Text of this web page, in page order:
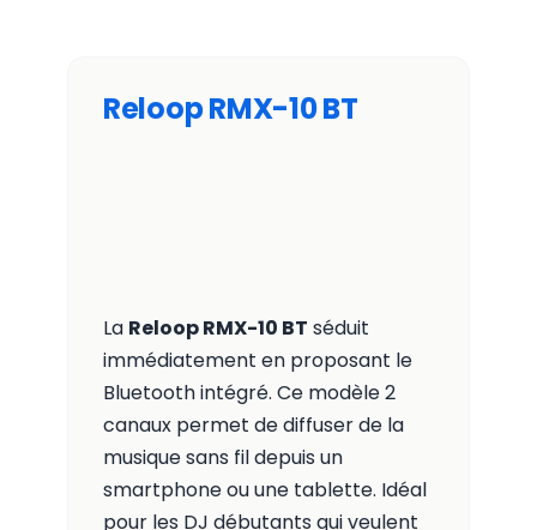
Reloop RMX-10 BT
La Reloop RMX-10 BT séduit
immédiatement en proposant le
Bluetooth intégré. Ce modèle 2
canaux permet de diffuser de la
musique sans fil depuis un
smartphone ou une tablette. Idéal
pour les DJ débutants qui veulent